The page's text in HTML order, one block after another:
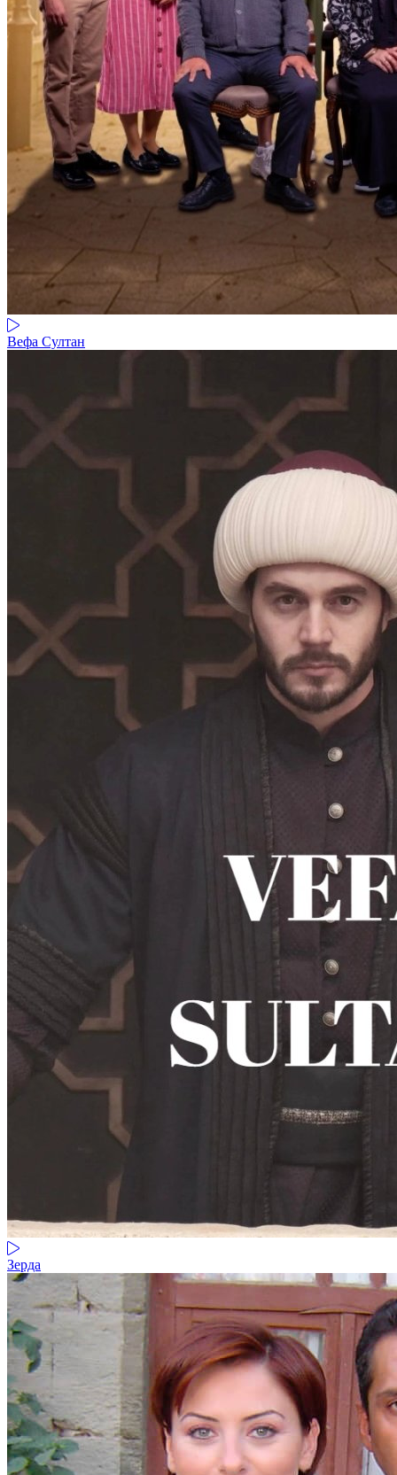
Вефа Султан
Зерда